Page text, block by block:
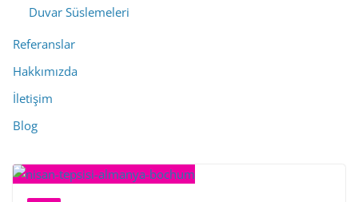
Duvar Süslemeleri
Referanslar
Hakkımızda
İletişim
Blog